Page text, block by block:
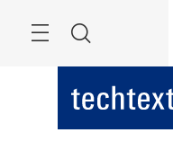
Suche